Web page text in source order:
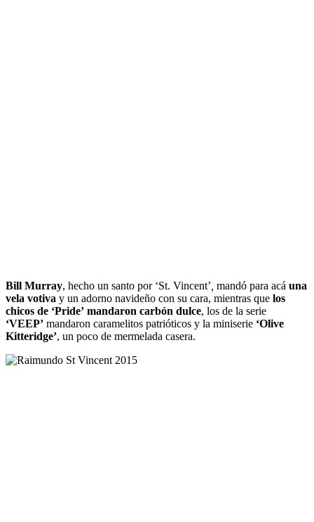
Bill Murray, hecho un santo por ‘St. Vincent’ mandó para acá una
vela votiva y un adorno navideño con su cara, mientras que los
chicos de ‘Pride’ mandaron carbón dulce, los de la serie
‘VEEP’ mandaron caramelitos patrióticos y la miniserie ‘Olive
Kitteridge’, un poco de mermelada casera.